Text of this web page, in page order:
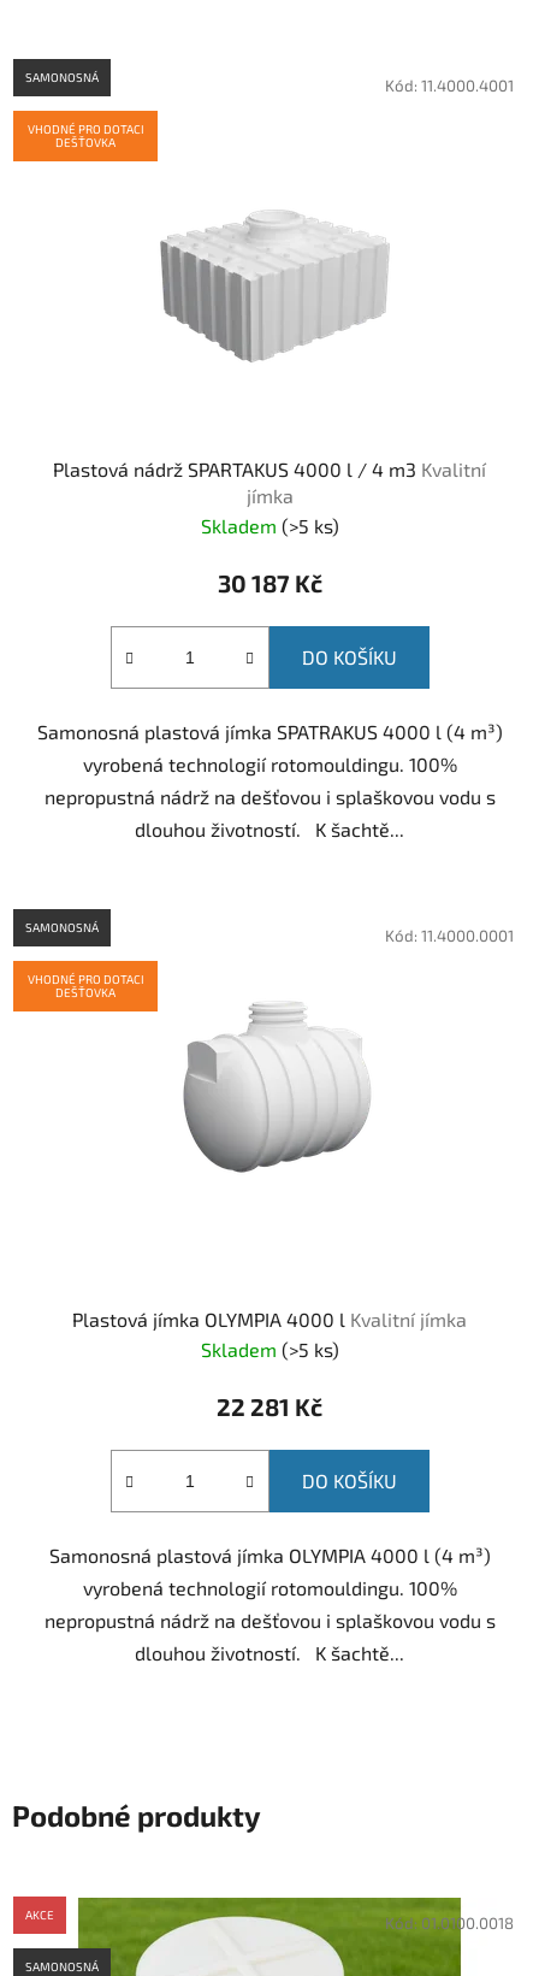
SAMONOSNÁ
VHODNÉ PRO DOTACI
DEŠŤOVKA
Plastová nádrž SPARTAKUS 4000 l / 4 m3 Kvalitní
jímka
Skladem (>5 ks)
30 187 Kč
DO KOŠÍKU
Samonosná plastová jímka SPATRAKUS 4000 l (4 m³)
vyrobená technologií rotomouldingu. 100%
nepropustná nádrž na dešťovou i splaškovou vodu s
dlouhou životností. K šachtě...
Kód: 11.4000.4001
SAMONOSNÁ
VHODNÉ PRO DOTACI
DEŠŤOVKA
Plastová jímka OLYMPIA 4000 l Kvalitní jímka
Skladem (>5 ks)
22 281 Kč
DO KOŠÍKU
Samonosná plastová jímka OLYMPIA 4000 l (4 m³)
vyrobená technologií rotomouldingu. 100%
nepropustná nádrž na dešťovou i splaškovou vodu s
dlouhou životností. K šachtě...
Kód: 11.4000.0001
Podobné produkty
AKCE
SAMONOSNÁ
Kód: 01.0100.0018